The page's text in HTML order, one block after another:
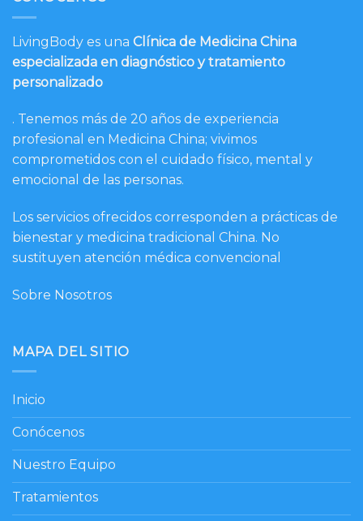
LivingBody es una Clínica de Medicina China
especializada en diagnóstico y tratamiento
personalizado
. Tenemos más de 20 años de experiencia
profesional en Medicina China; vivimos
comprometidos con el cuidado físico, mental y
emocional de las personas.
Los servicios ofrecidos corresponden a prácticas de
bienestar y medicina tradicional China. No
sustituyen atención médica convencional
Sobre Nosotros
MAPA DEL SITIO
Inicio
Conócenos
Nuestro Equipo
Tratamientos